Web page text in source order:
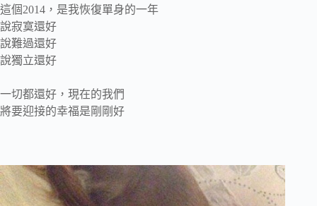
這個2014，是我恢復單身的一年
說寂寞還好
說難過還好
說獨立還好
一切都還好，現在的我們
將要迎接的幸福是剛剛好